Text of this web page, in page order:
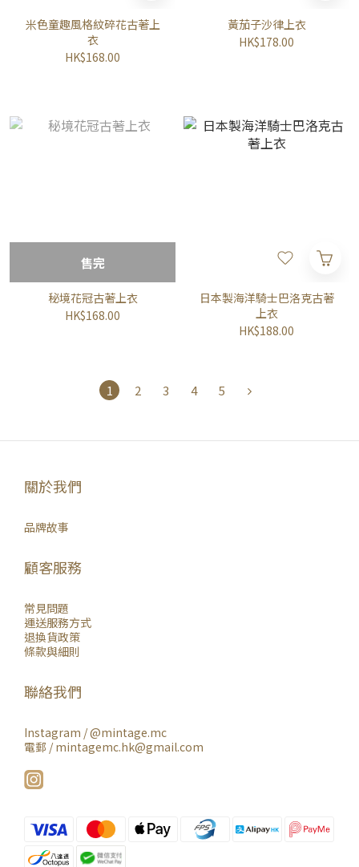
米色童趣風格紋碎花古著上
衣
HK$168.00
黃茄子沙律上衣
HK$178.00
售完
秘境花冠古著上衣
HK$168.00
日本製海洋騎士巴洛克古著
上衣
HK$188.00
1 2 3 4 5
關於我們
品牌故事
顧客服務
常見問題
運送服務方式
退換貨政策
條款與細則
聯絡我們
Instagram /@mintage.mc
電郵 / mintagemc.hk@gmail.com